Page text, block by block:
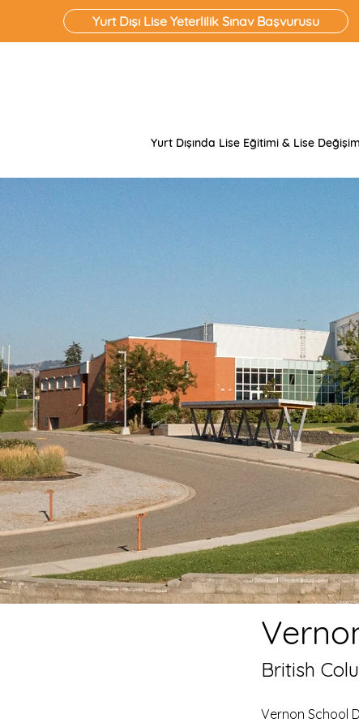
Yurt Dışı Lise Yeterlilik Sınav Başvurusu
Yurt Dışında Lise Eğitimi & Lise Değişim
British
Vernon School